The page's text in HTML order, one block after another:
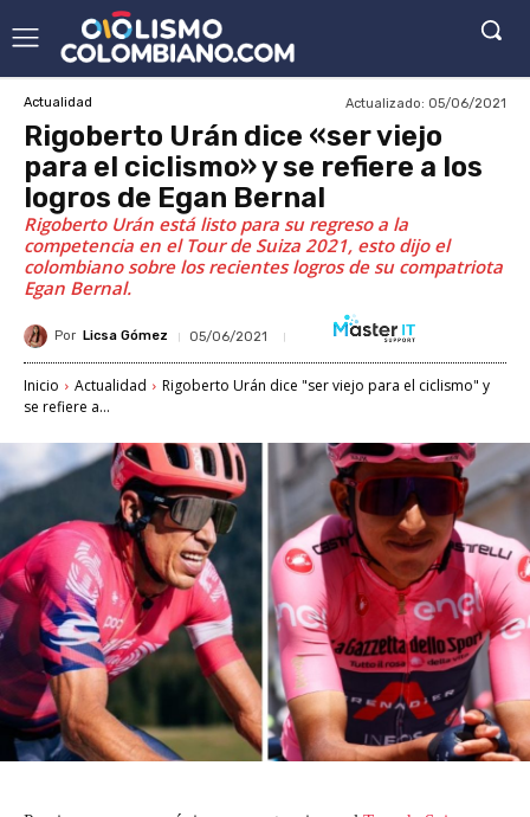
Actualidad Actualizado: 05/06/2021
Rigoberto Urán dice «ser viejo
para el ciclismo» y se refiere a los
logros de Egan Bernal
Rigoberto Urán está listo para su regreso a la
competencia en el Tour de Suiza 2021, esto dijo el
colombiano sobre los recientes logros de su compatriota
Egan Bernal.
Por Licsa Gómez 05/06/2021
Inicio Actualidad
Rigoberto Urán dice "ser viejo para el ciclismo" y
se refiere a...